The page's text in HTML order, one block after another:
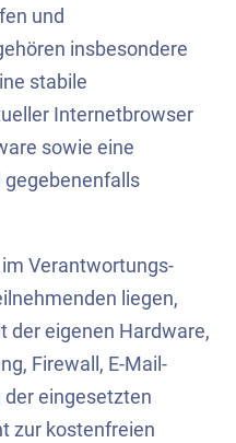
und
insbesondere
stabile
Internetbrowser
sowie eine
Verantwortungs-
liegen,
der eigenen Hardware,
Firewall, E-Mail-
eingesetzten
zur kostenfreien